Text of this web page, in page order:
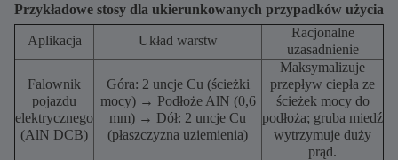
Przykładowe stosy dla ukierunkowanych przypadków użycia
Aplikacja Układ warstw
Racjonalne
uzasadnienie
Falownik
pojazdu
elektrycznego
(AlN DCB)
Góra: 2 uncje Cu (ścieżki
mocy) → Podłoże AlN (0,6
mm) → Dół: 2 uncje Cu
(płaszczyzna uziemienia)
Maksymalizuje
przepływ ciepła ze
ścieżek mocy do
podłoża; gruba miedź
wytrzymuje duży
prąd.